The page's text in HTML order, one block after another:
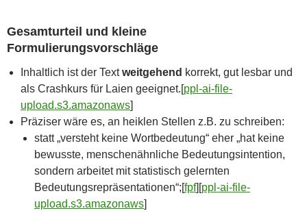
Gesamturteil und kleine
Formulierungsvorschläge
Inhaltlich ist der Textweitgehend korrekt, gut lesbar und
als Crashkurs für Laien geeignet.[ppl-ai-file-
upload.s3.amazonaws]​
Präziser wäre es, an heiklen Stellen z.B. zu schreiben:
statt „versteht keine Wortbedeutung“ eher „hat keine
bewusste, menschenähnliche Bedeutungsintention,
sondern arbeitet mit statistisch gelernten
Bedeutungsrepräsentationen“;[fpf]​[ppl-ai-file-
upload.s3.amazonaws]​